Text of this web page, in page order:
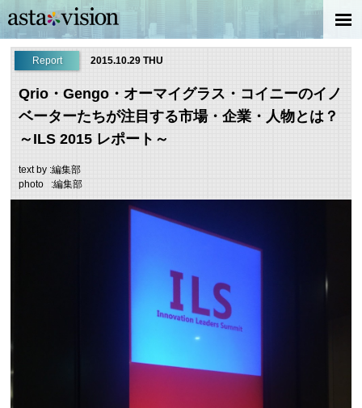
Report 2015.10.29 THU
Qrio・Gengo・オーマイグラス・コイニーのイノ
ベーターたちが注目する市場・企業・人物とは？
～ILS 2015 レポート～
text by :編集部
photo :編集部